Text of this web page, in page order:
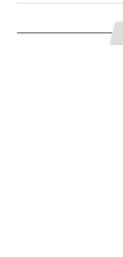
quello che
decisione